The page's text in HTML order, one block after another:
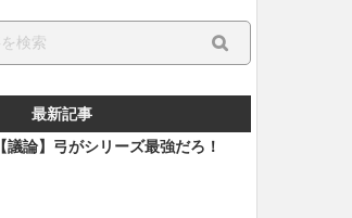
最新記事
【議論】弓がシリーズ最強だろ！